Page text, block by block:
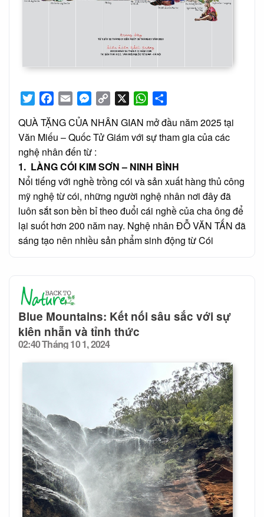
TwitterFacebook
Email Messenger
Copy
WhatsApp
QUÀ TẶNG CỦA NHÂN GIAN mở đầu năm 2025 tại
Văn Miếu – Quốc Tử Giám với sự tham gia của các
nghệ nhân đến từ :
1. LÀNG CÓI KIM SƠN – NINH BÌNH
Nổi tiếng với nghề trồng cói và sản xuất hàng thủ công
mỹ nghệ từ cói, những người nghệ nhân nơi đây đã
luôn sắt son bền bỉ theo đuổi cái nghề của cha ông để
lại suốt hơn 200 năm nay. Nghệ nhân ĐỖ VĂN TẤN đã
sáng tạo nên nhiều sản phẩm sinh động từ Cói
Blue Mountains: Kết nối sâu sắc với sự
kiên nhẫn và tỉnh thức
Posted
on
02:40 Tháng 10 1, 2024